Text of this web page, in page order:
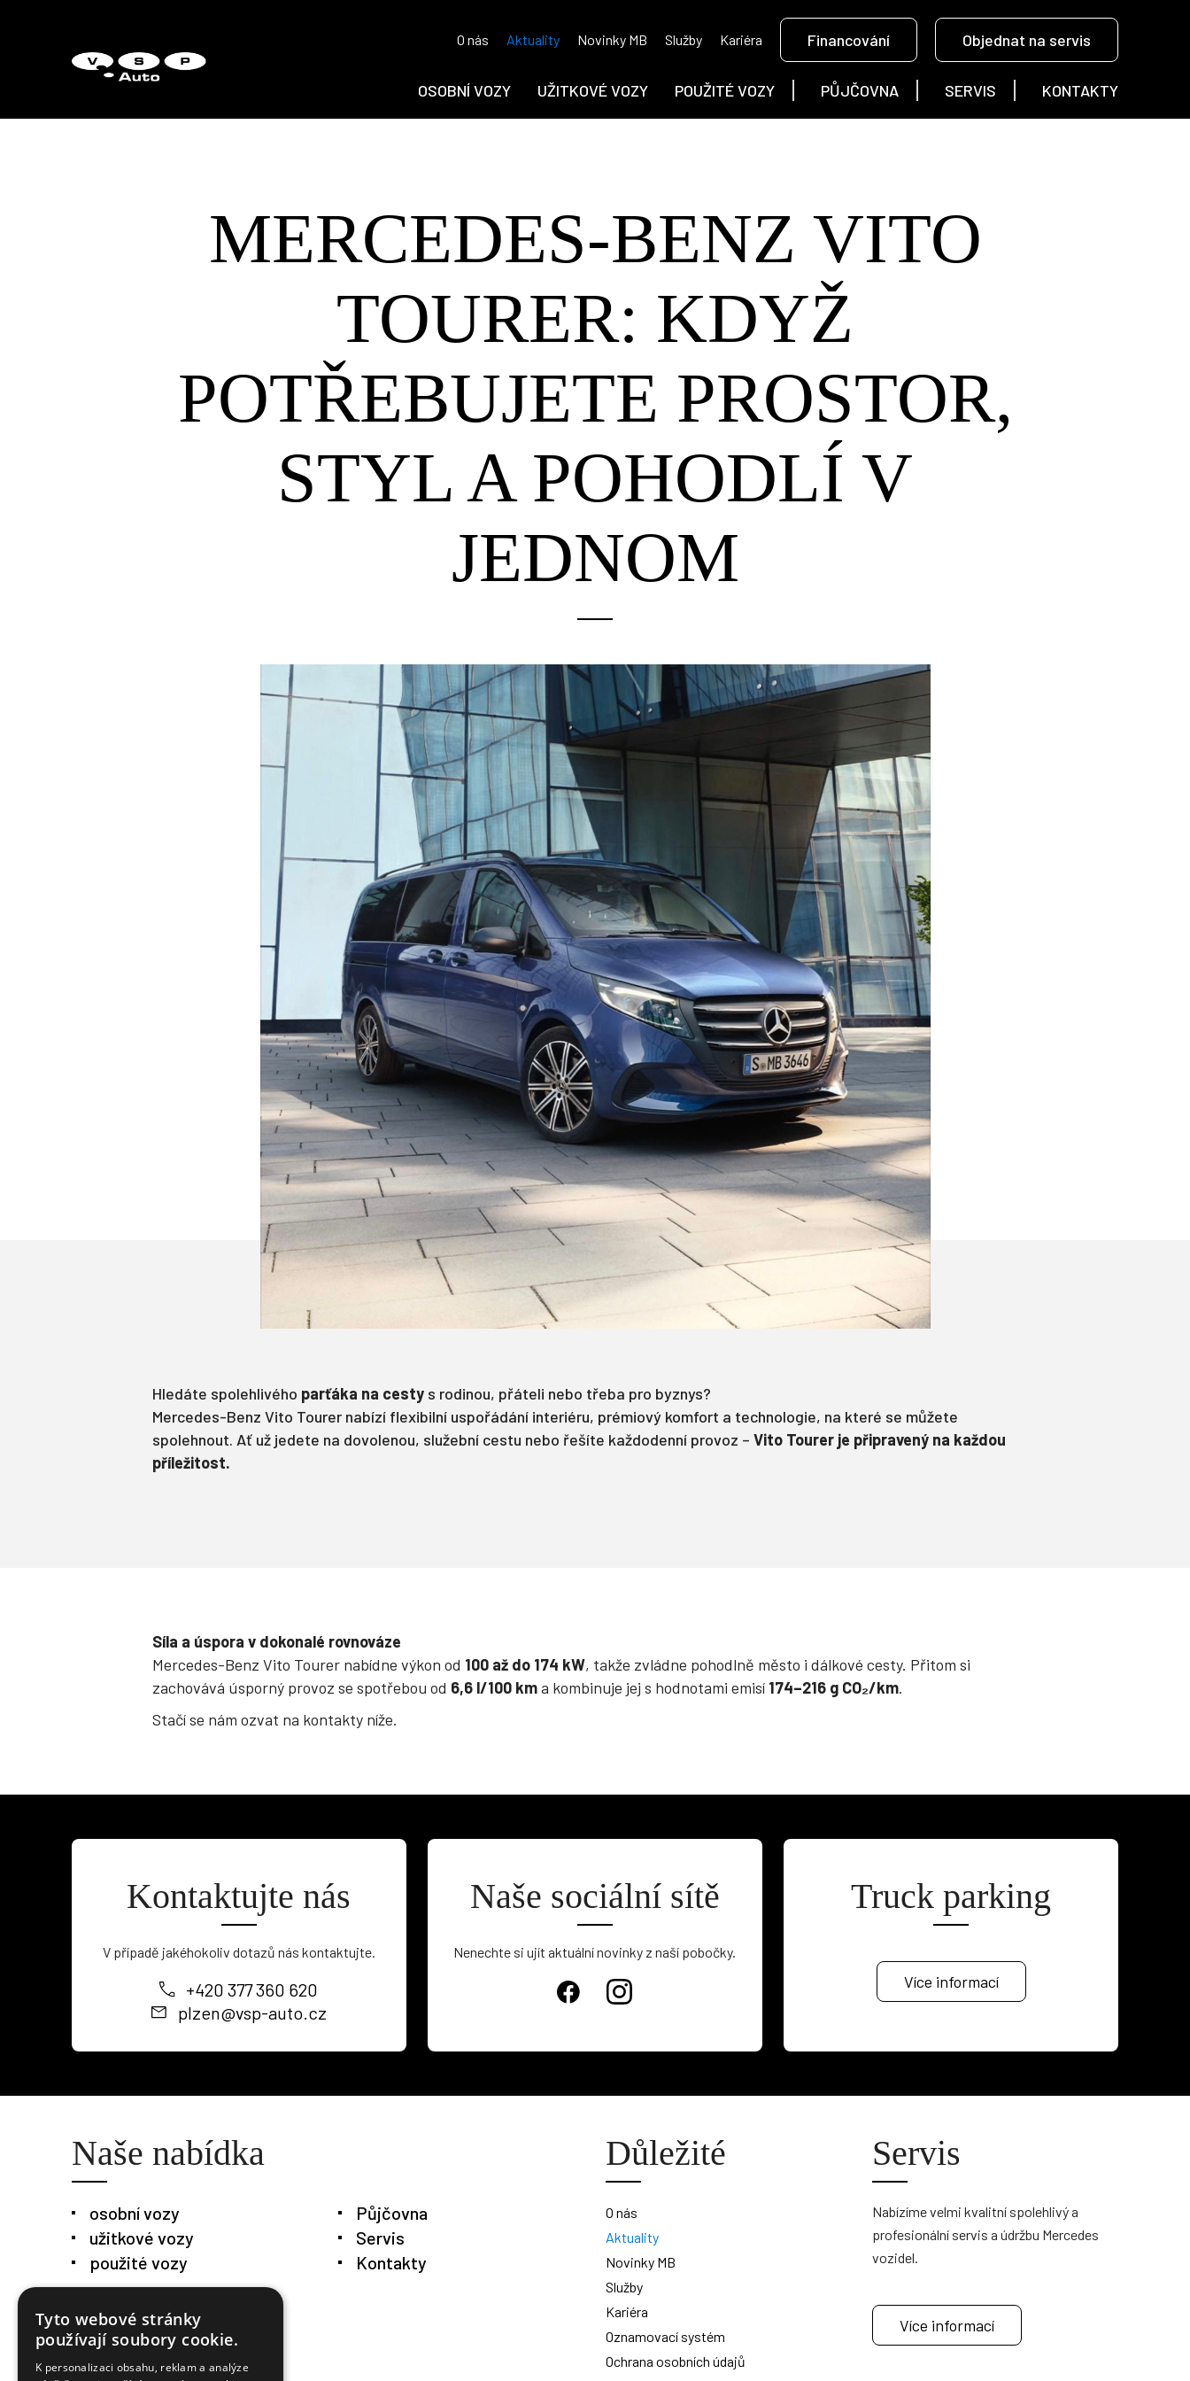
O nás Aktuality Novinky MB Služby Kariéra Financování Objednat na servis
OSOBNÍ VOZY UŽITKOVÉ VOZY POUŽITÉ VOZY PŮJČOVNA SERVIS KONTAKTY
MERCEDES-BENZ VITO
TOURER: KDYŽ
POTŘEBUJETE PROSTOR,
STYL A POHODLÍ V
JEDNOM
Hledáte spolehlivého parťáka na cesty s rodinou, přáteli nebo třeba pro byznys?
Mercedes-Benz Vito Tourer nabízí flexibilní uspořádání interiéru, prémiový komfort a technologie, na které se můžete
spolehnout. Ať už jedete na dovolenou, služební cestu nebo řešíte každodenní provoz – Vito Tourer je připravený na každou
příležitost.
Síla a úspora v dokonalé rovnováze
Mercedes-Benz Vito Tourer nabídne výkon od 100 až do 174 kW, takže zvládne pohodlně město i dálkové cesty. Přitom si
zachovává úsporný provoz se spotřebou od 6,6 l/100 kma kombinuje jej s hodnotami emisí 174–216 g CO₂/km.
Stačí se nám ozvat na kontakty níže.
Kontaktujte nás
V případě jakéhokoliv dotazů nás kontaktujte.
+420 377 360 620
plzen@vsp-auto.cz
Naše sociální sítě
Nenechte si ujít aktuální novinky z naší pobočky.
Truck parking
Více informací
Naše nabídka
osobní vozy
užitkové vozy
použité vozy
Půjčovna
Servis
Kontakty
Důležité
O nás
Aktuality
Novinky MB
Služby
Kariéra
Oznamovací systém
Ochrana osobních údajů
Servis
Nabízíme velmi kvalitní spolehlivý a
profesionální servis a údržbu Mercedes
vozidel.
Více informací
Zákaznická podpora
Vítejte u VSP Auto s.r.o.
Tyto webové stránky
používají soubory cookie.
K personalizaci obsahu, reklam a analýze